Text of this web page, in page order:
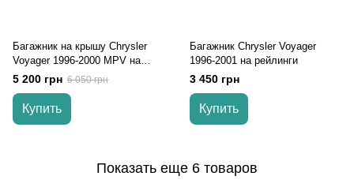
Багажник на крышу Chrysler
Voyager 1996-2000 MPV на
рейлинги Aguri Prestige
5 200 грн 6 050 грн
Купить
Багажник Chrysler Voyager
1996-2001 на рейлинги
3 450 грн
Купить
Показать еще 6 товаров